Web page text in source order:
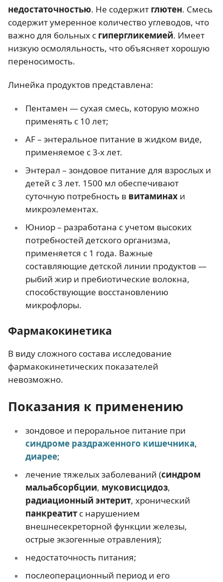
недостаточностью. Не содержит глютен. Смесь
содержит умеренное количество углеводов, что
важно для больных с гипергликемией. Имеет
низкую осмоляльность, что объясняет хорошую
переносимость.
Линейка продуктов представлена:
Пентамен — сухая смесь, которую можно
применять с 10 лет;
AF – энтеральное питание в жидком виде,
применяемое с 3-х лет.
Энтерал – зондовое питание для взрослых и
детей с 3 лет. 1500 мл обеспечивают
суточную потребность в витаминахи
микроэлементах.
Юниор – разработана с учетом высоких
потребностей детского организма,
применяется с 1 года. Важные
составляющие детской линии продуктов —
рыбий жир и пребиотические волокна,
способствующие восстановлению
микрофлоры.
Фармакокинетика
В виду сложного состава исследование
фармакокинетических показателей
невозможно.
Показания к применению
зондовое и пероральное питание при
синдроме раздраженного кишечника,
диарее;
лечение тяжелых заболеваний (синдром
мальабсорбции, муковисцидоз,
радиационный энтерит, хронический
панкреатитс нарушением
внешнесекреторной функции железы,
острые экзогенные отравления);
недостаточность питания;
послеоперационный период и его